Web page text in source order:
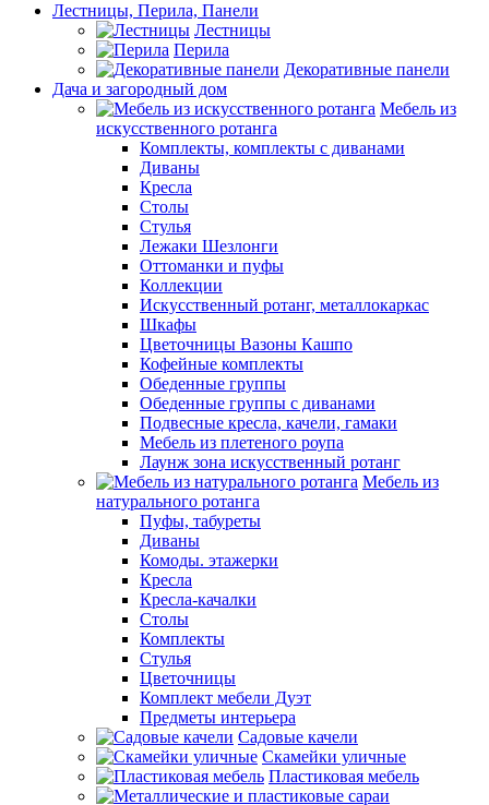
Лестницы, Перила, Панели
Лестницы
Перила
Декоративные панели
Дача и загородный дом
Мебель из
искусственного ротанга
Комплекты, комплекты с диванами
Диваны
Кресла
Столы
Стулья
Лежаки Шезлонги
Оттоманки и пуфы
Коллекции
Искусственный ротанг, металлокаркас
Шкафы
Цветочницы Вазоны Кашпо
Кофейные комплекты
Обеденные группы
Обеденные группы с диванами
Подвесные кресла, качели, гамаки
Мебель из плетеного роупа
Лаунж зона искусственный ротанг
Мебель из
натурального ротанга
Пуфы, табуреты
Диваны
Комоды. этажерки
Кресла
Кресла-качалки
Столы
Комплекты
Стулья
Цветочницы
Комплект мебели Дуэт
Предметы интерьера
Садовые качели
Скамейки уличные
Пластиковая мебель